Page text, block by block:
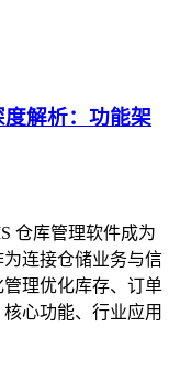
解析：功能架
仓库管理软件成为
连接仓储业务与信
理优化库存、订单
心功能、行业应用